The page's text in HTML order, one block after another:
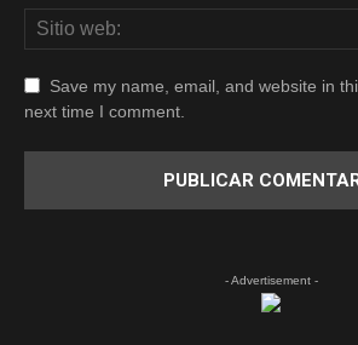
Save my name, email, and website in
next time I comment.
- Advertisement -